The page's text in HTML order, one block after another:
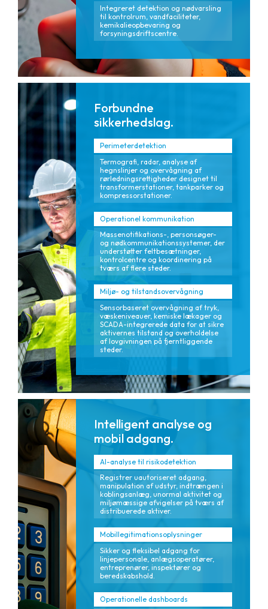
Integreret detektion og nødvarsling
til kontrolrum, vandfaciliteter,
kemikalieopbevaring og
forsyningsdriftscentre.
Forbundne
sikkerhedslag.
Perimeterdetektion
Termografi, radar, analyse af
hegnslinjer og overvågning af
rørledningsrettigheder designet til
transformerstationer, tankparker og
kompressorstationer.
Operationel kommunikation
Massenotifikations-, personsøger-
og nødkommunikationssystemer, der
understøtter feltbesætninger,
kontrolcentre og koordinering på
tværs af flere steder.
Miljø- og tilstandsovervågning
Sensorbaseret overvågning af tryk,
væskeniveauer, kemiske lækager og
SCADA-integrerede data for at sikre
aktivernes tilstand og overholdelse
af lovgivningen på fjerntliggende
steder.
Intelligent analyse og
mobil adgang.
AI-analyse til risikodetektion
Registrer uautoriseret adgang,
manipulation af udstyr, indtrængen i
koblingsanlæg, unormal aktivitet og
miljømæssige afvigelser på tværs af
distribuerede aktiver.
Mobillegitimationsoplysninger
Sikker og fleksibel adgang for
linjepersonale, anlægsoperatører,
entreprenører, inspektører og
beredskabshold.
Operationelle dashboards